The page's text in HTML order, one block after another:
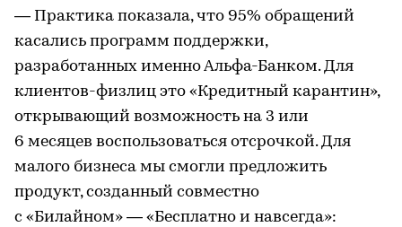
— Практика показала, что 95% обращений
касались программ поддержки,
разработанных именно Альфа-Банком. Для
клиентов-физлиц это «Кредитный карантин»,
открывающий возможность на 3 или
6 месяцев воспользоваться отсрочкой. Для
малого бизнеса мы смогли предложить
продукт, созданный совместно
с «Билайном» — «Бесплатно и навсегда»: